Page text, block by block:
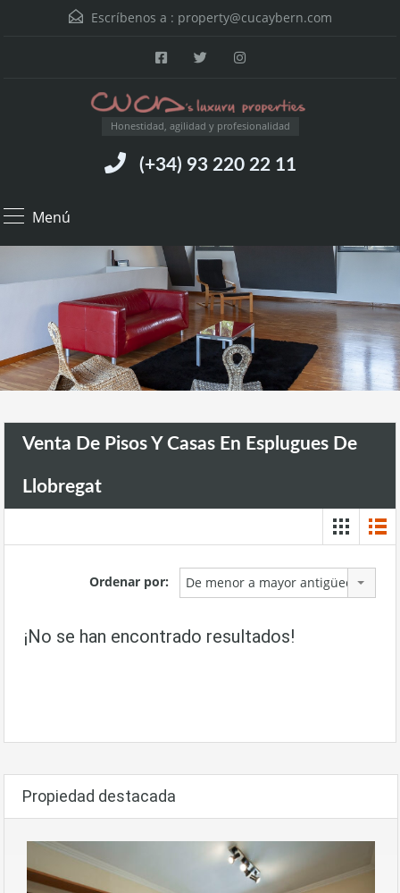
Escríbenos a : property@cucaybern.com
Honestidad, agilidad y profesionalidad
(+34) 93 220 22 11
Menú
Venta De Pisos Y Casas En Esplugues De
Llobregat
Ordenar por: De menor a mayor antigüedad
¡No se han encontrado resultados!
Propiedad destacada